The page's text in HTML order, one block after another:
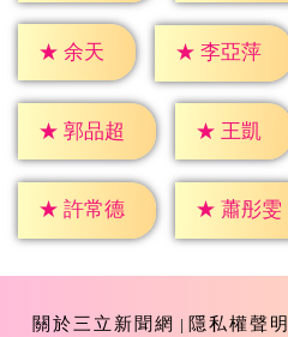
★ 余天 ★ 李亞萍
★ 郭品超 ★ 王凱
★ 許常德 ★ 蕭彤雯
關於三立新聞網 隱私權聲明